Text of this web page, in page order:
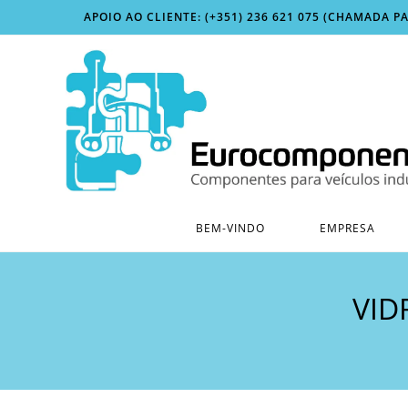
to
APOIO AO CLIENTE: (+351) 236 621 075 (CHAMADA
BEM-VINDO EMPRESA